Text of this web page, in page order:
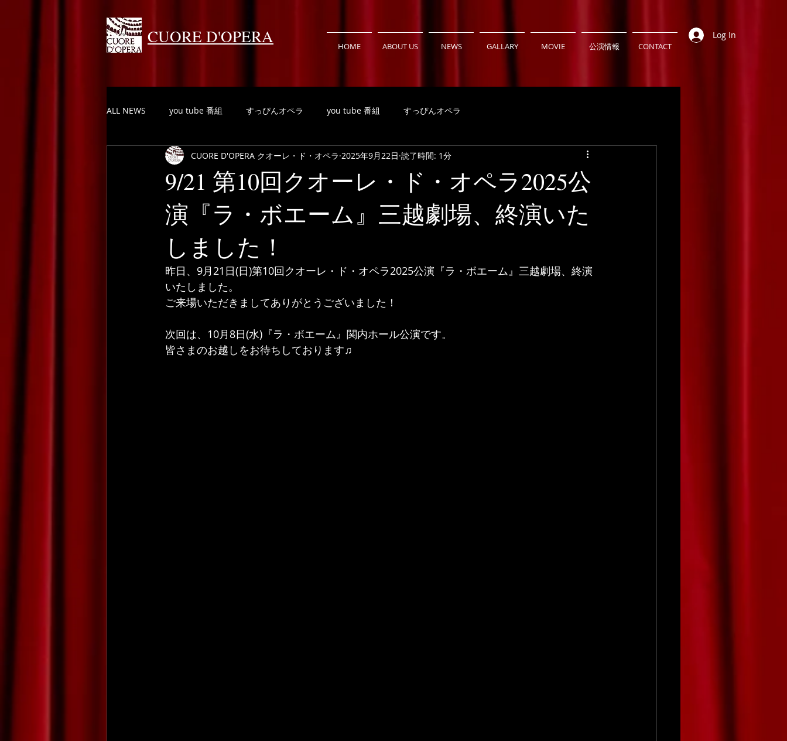
CUORE D'OPERA HOME ABOUT US NEWS GALLARY MOVIE 公演情報 CONTACT
Log In
ALL NEWS you tube 番組 すっぴんオペラ you tube 番組 すっぴんオペラ
9/21 第10回クオーレ・ド・オペラ2025公
演『ラ・ボエーム』三越劇場、終演いた
しました！
CUORE D'OPERA クオーレ・ド・オペラ 2025年9月22日 読了時間: 1分
昨日、9月21日(日)第10回クオーレ・ド・オペラ2025公演『ラ・ボエーム』三越劇場、終演
いたしました。
ご来場いただきましてありがとうございました！
次回は、10月8日(水)『ラ・ボエーム』関内ホール公演です。
皆さまのお越しをお待ちしております♫